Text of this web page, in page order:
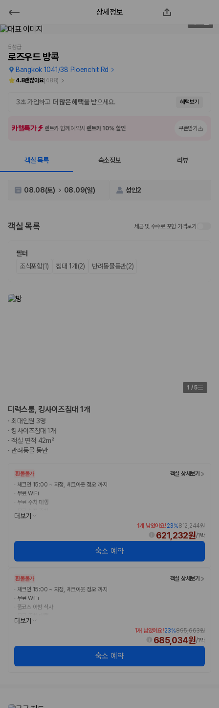
로즈우드 방콕
2000만 이용고객이 선택한 제주 렌트카 가격비교 플랫폼
제주렌트카 가격비교는 카모아에서 한 번에
제주도 렌트카는 업체마다 차량 가격, 보험 조건, 면책금, 보상 한도, 인수
장소, 취소 규정이 다릅니다. 카모아는 여러 제주 렌트카 업체의 조건을 한
업체별 가격비교:
제주 렌트카 업체별 실시간 예약 가능 차량과 요금
차종별 최저가 비교:
인원에 맞는 차종별 가격을 비교합니다.
보험 조건 비교:일반자차, 완전자차, 슈퍼자차의 면책금과 보상 한
확인합니다.
실시간 예약:
제주렌트카 최저가는 차량 기본요금만으로 판단하기 어렵습니다. 보험 포
함 여부, 면책금, 보상 한도, 옵션 비용, 취소 수수료를 함께 확인해야 실제
로 저렴한 차량을 고를 수 있습니다.
2. 보험 조건은 가격만큼 중요합니다
완전자차와 슈퍼자차는 업체별 보장 범위가 다를 수 있습니다. 카모아에서
는 제주 렌트카 가격과 함께 보험 조건을 비교해 여행 스타일에 맞는 보장
3. 제주공항 접근성과 셔틀 조건을 함께 확인하세요
제주 렌트카는 차량 인수 위치와 셔틀 편의성에 따라 실제 이용 만족도가
하는 것이 좋습니다.
제주도 렌트카 차종별 가격비교
경차·소형차
가 가장 먼저 비교하는 차종입니다.
준중형·중형차
커플·친구 여행에서 많이 선택되며 가격과 승차감의 균형이 좋은 차
종입니다.
SUV
가족 여행, 짐이 많은 여행, 장거리 이동에 적합하며 보험 조건과 차
승합차·대형차
단체 여행이나 4인 이상 가족 여행에 적합하며 인원수, 짐 공간, 보
험 조건을 함께 확인해야 합니다.
니다
상세정보
5성급
로즈우드 방콕
Bangkok 1041/38 Ploenchit Rd
4.8괜찮아요(488)
3초 가입하고 더 많은 혜택을 받으세요. 혜택보기
카텔특가 렌트카 함께 예약시렌트카 10% 할인 쿠폰받기
객실 목록 숙소정보 리뷰
08.08(토) 08.09(일) 성인2
객실 목록 세금 및 수수료 포함 가격보기
필터
조식포함(1)
침대 1개(2) 반려동물동반(2)
1 /5
디럭스룸, 킹사이즈침대 1개
· 최대인원 3명
·킹사이즈침대 1개
·객실 면적 42m²
· 반려동물 동반
환불불가
객실 상세보기
· 체크인 15:00 ~ 자정, 체크아웃 정오 까지
· 무료 WiFi
· 무료 주차 대행
무료 셀프 주차
더보기
1개 남았어요!23%812,244원
621,232원/1박
숙소 예약
환불불가
객실 상세보기
· 체크인 15:00 ~ 자정, 체크아웃 정오 까지
· 무료 WiFi
· 풀코스 아침 식사
무료 주차 대행
·무료 셀프 주차
더보기
1개 남았어요!23%895,663원
685,034원/1박
숙소 예약